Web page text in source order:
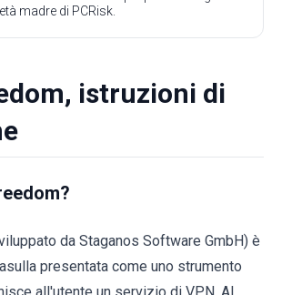
madre di PCRisk.
istruzioni di
da Staganos Software GmbH) è
presentata come uno strumento